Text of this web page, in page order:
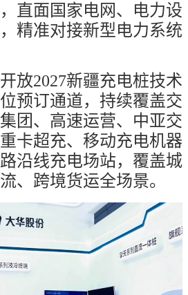
直面国家电网、电力设
精准对接新型电力系统
放2027新疆充电桩技术
预订通道，持续覆盖交
团、高速运营、中亚交
卡超充、移动充电机器
沿线充电场站，覆盖城
、跨境货运全场景。